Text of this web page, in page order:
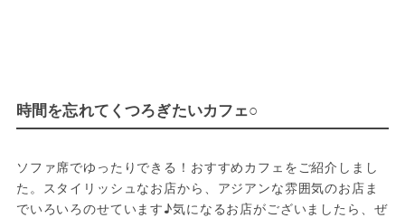
時間を忘れてくつろぎたいカフェ○
ソファ席でゆったりできる！おすすめカフェをご紹介しまし
た。スタイリッシュなお店から、アジアンな雰囲気のお店ま
でいろいろのせています♪気になるお店がございましたら、ぜ